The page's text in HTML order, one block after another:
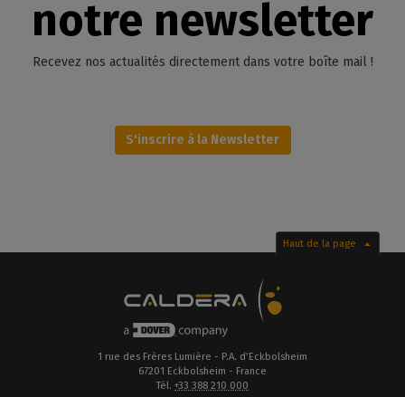
notre newsletter
Recevez nos actualités directement dans votre boîte mail !
S'inscrire à la Newsletter
Haut de la page
1 rue des Frères Lumière - P.A. d’Eckbolsheim
67201 Eckbolsheim - France
Tél. +33 388 210 000